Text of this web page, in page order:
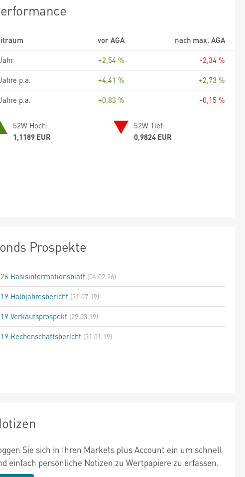
vor AGA
nach max. AGA
+2,54 %
-2,34 %
p.a.
+4,41 %
+2,73 %
p.a.
+0,83 % -0,15 %
52W Hoch:
1,1189 EUR
52W Tief:
0,9824 EUR
Prospekte
Basisinformationsblatt (04.02.26)
Halbjahresbericht (31.07.19)
Verkaufsprospekt (29.03.19)
Rechenschaftsbericht (31.01.19)
Sie sich in Ihren Markets plus Account ein um schnell
einfach persönliche Notizen zu Wertpapiere zu erfassen.